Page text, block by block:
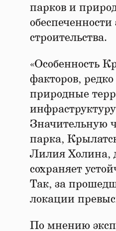
парков и
строительства.
«Особенность
факторов,
природные
Значительную
парка,
Лилия Холина,
сохраняет
Так, за
локации
По мнению